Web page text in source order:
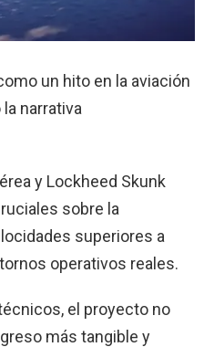
un hito en la aviación
narrativa
y Lockheed Skunk
sobre la
superiores a
operativos reales.
el proyecto no
más tangible y